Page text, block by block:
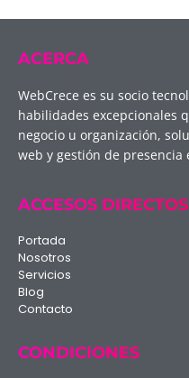
ACERCA
WebCrece es su socio
habilidades excepcionales
negocio u organización,
web y gestión de
ACCESOS DIRECTOS
Portada
Nosotros
Servicios
Blog
Contacto
CONDICIONES